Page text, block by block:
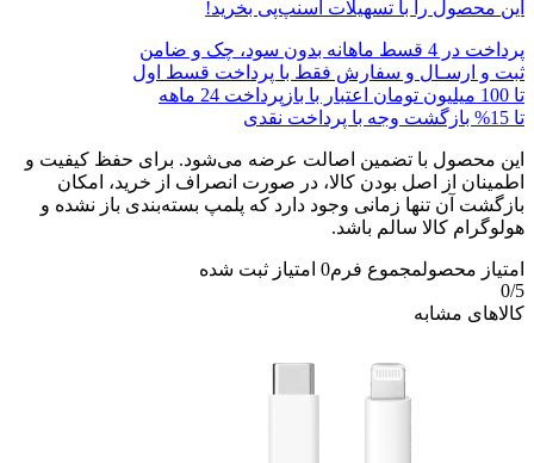
این محصول را با تسهیلات اسنپ‌پی بخرید!
پرداخت در 4 قسط ماهانه بدون سود، چک و ضامن
ثبت و ارسـال و سفارش فقط با پرداخت قسط اول
تا 100 میلیون تومان اعتبار با بازپرداخت 24 ماهه
تا 15% بازگشت وجه با پرداخت نقدی
این محصول با تضمین اصالت عرضه می‌شود. برای حفظ کیفیت و
اطمینان از اصل بودن کالا، در صورت انصراف از خرید، امکان
بازگشت آن تنها زمانی وجود دارد که پلمپ بسته‌بندی باز نشده و
هولوگرام کالا سالم باشد.
امتیاز محصولمجموع فرم0 امتیاز ثبت شده
0/5
کالاهای مشابه